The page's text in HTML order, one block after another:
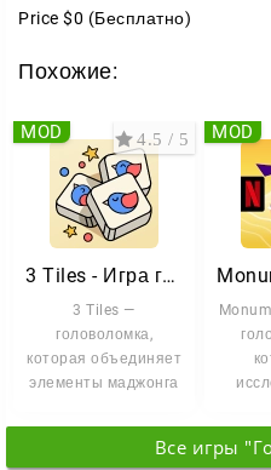
Price $0 (Бесплатно)
Похожие:
3 Tiles - Игра головоломка
3 Tiles —
головоломка,
которая объединяет
элементы маджонга
совпадение
4.5 / 5
MOD
и
MOD
Все игры